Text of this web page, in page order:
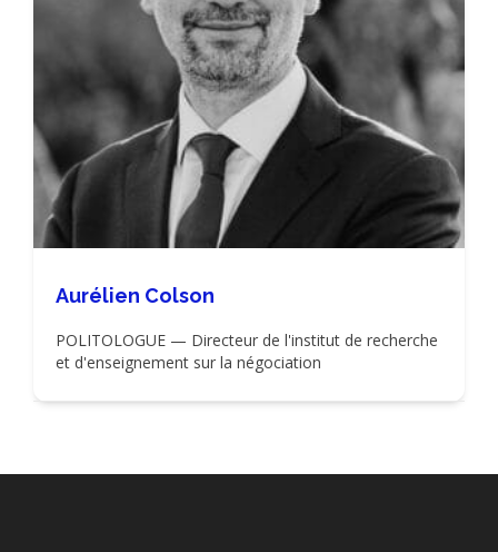
Aurélien Colson
POLITOLOGUE — Directeur de l'institut de recherche
et d'enseignement sur la négociation